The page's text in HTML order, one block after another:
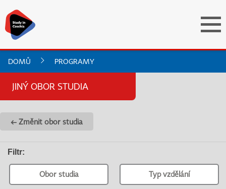
DOMŮ PROGRAMY
JINÝ OBOR STUDIA
← Změnit obor studia
Filtr:
Obor studia Typ vzdělání